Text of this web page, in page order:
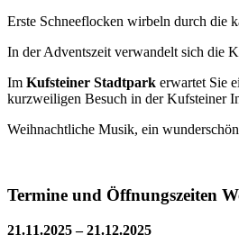
Erste Schneeflocken wirbeln durch die
In der Adventszeit verwandelt sich die
Im Kufsteiner Stadtpark erwartet Sie
kurzweiligen Besuch in der Kufsteiner
Weihnachtliche Musik, ein
Termine und Öffnungszeiten
21.11.2025 – 21.12.2025